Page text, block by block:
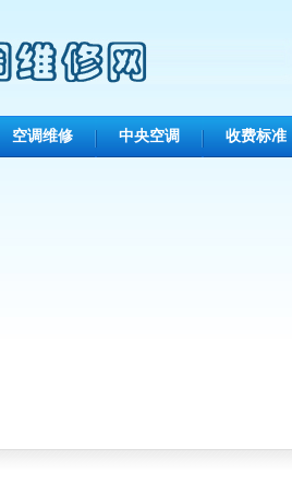
空调维修 中央空调 收费标准